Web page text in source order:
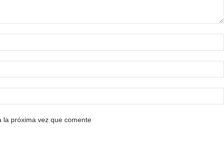
próxima vez que comente